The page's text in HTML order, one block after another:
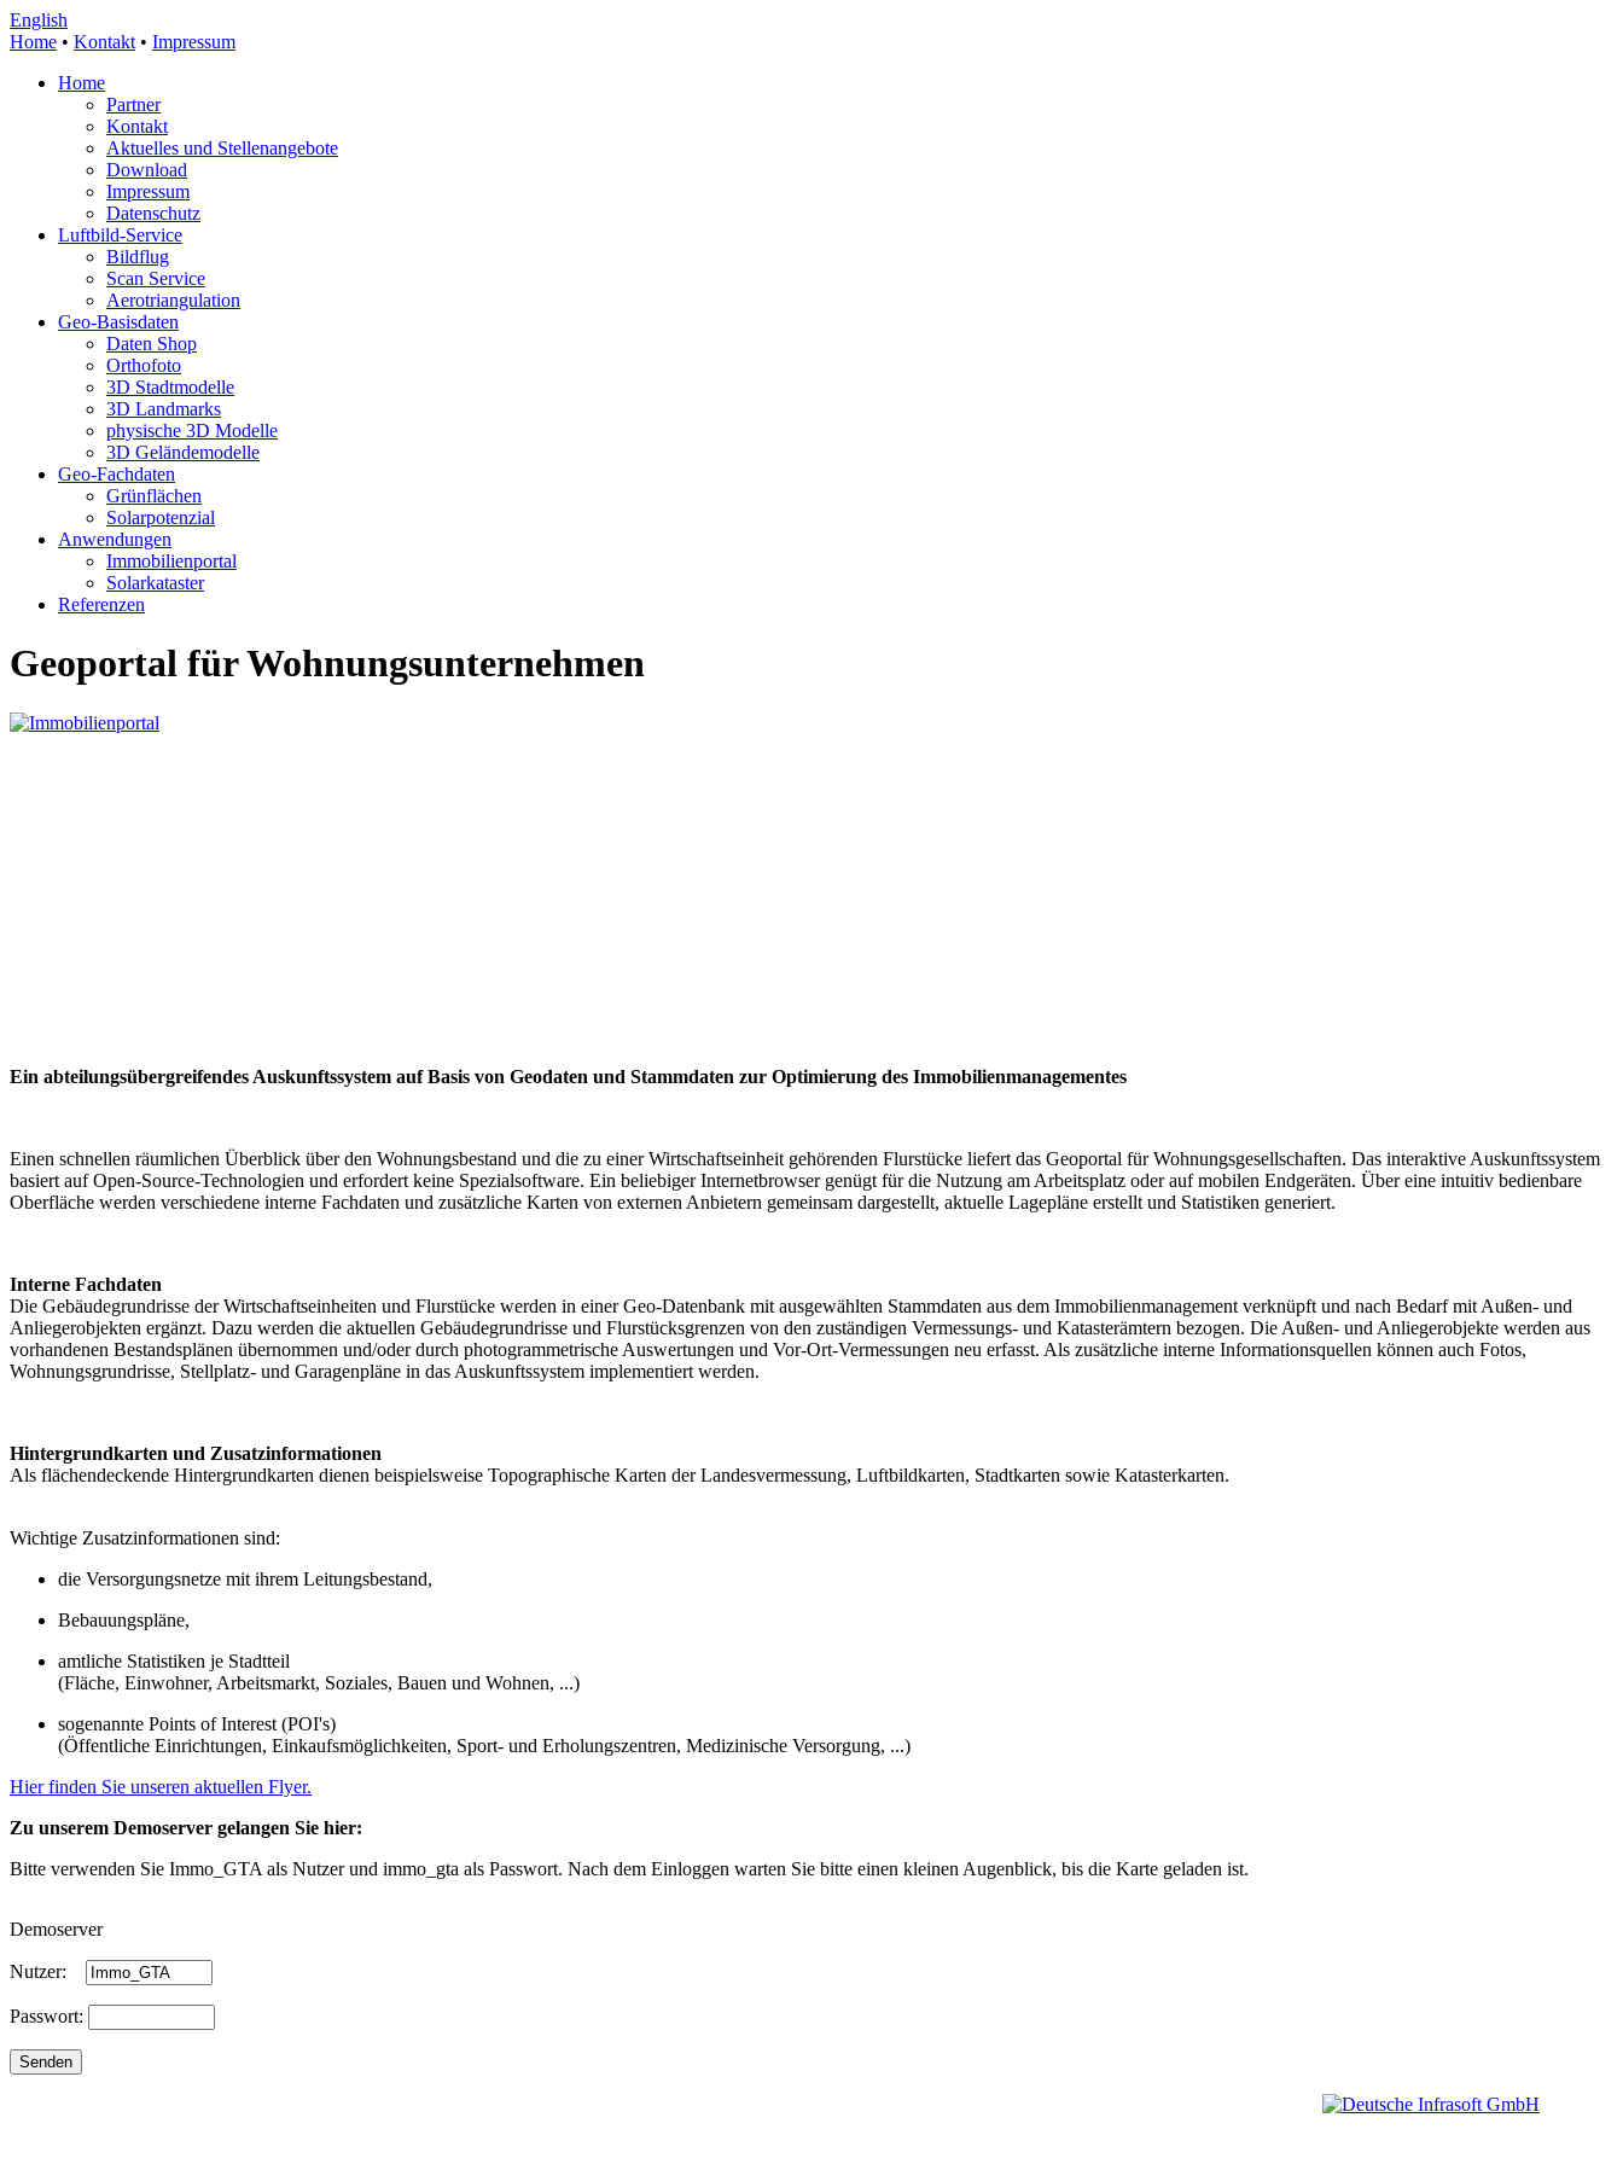
English
Home • Kontakt • Impressum
Home
Partner
Kontakt
Aktuelles und Stellenangebote
Download
Impressum
Datenschutz
Luftbild-Service
Bildflug
Scan Service
Aerotriangulation
Geo-Basisdaten
Daten Shop
Orthofoto
3D Stadtmodelle
3D Landmarks
physische 3D Modelle
3D Geländemodelle
Geo-Fachdaten
Grünflächen
Solarpotenzial
Anwendungen
Immobilienportal
Solarkataster
Referenzen
Geoportal für Wohnungsunternehmen
Ein abteilungsübergreifendes Auskunftssystem auf Basis von Geodaten und Stammdaten zur Optimierung des Immobilienmanagementes
Einen schnellen räumlichen Überblick über den Wohnungsbestand und die zu einer Wirtschaftseinheit gehörenden Flurstücke liefert das Geoportal für Wohnungsgesellschaften. Das interaktive Auskunftssystem
basiert auf Open-Source-Technologien und erfordert keine Spezialsoftware. Ein beliebiger Internetbrowser genügt für die Nutzung am Arbeitsplatz oder auf mobilen Endgeräten. Über eine intuitiv bedienbare
Oberfläche werden verschiedene interne Fachdaten und zusätzliche Karten von externen Anbietern gemeinsam dargestellt, aktuelle Lagepläne erstellt und Statistiken generiert.
Interne Fachdaten
Die Gebäudegrundrisse der Wirtschaftseinheiten und Flurstücke werden in einer Geo-Datenbank mit ausgewählten Stammdaten aus dem Immobilienmanagement verknüpft und nach Bedarf mit Außen- und
Anliegerobjekten ergänzt. Dazu werden die aktuellen Gebäudegrundrisse und Flurstücksgrenzen von den zuständigen Vermessungs- und Katasterämtern bezogen. Die Außen- und Anliegerobjekte werden aus
vorhandenen Bestandsplänen übernommen und/oder durch photogrammetrische Auswertungen und Vor-Ort-Vermessungen neu erfasst. Als zusätzliche interne Informationsquellen können auch Fotos,
Wohnungsgrundrisse, Stellplatz- und Garagenpläne in das Auskunftssystem implementiert werden.
Hintergrundkarten und Zusatzinformationen
Als flächendeckende Hintergrundkarten dienen beispielsweise Topographische Karten der Landesvermessung, Luftbildkarten, Stadtkarten sowie Katasterkarten.
Wichtige Zusatzinformationen sind:
die Versorgungsnetze mit ihrem Leitungsbestand,
Bebauungspläne,
amtliche Statistiken je Stadtteil
(Fläche, Einwohner, Arbeitsmarkt, Soziales, Bauen und Wohnen, ...)
sogenannte Points of Interest (POI's)
(Öffentliche Einrichtungen, Einkaufsmöglichkeiten, Sport- und Erholungszentren, Medizinische Versorgung, ...)
Hier finden Sie unseren aktuellen Flyer.
Zu unserem Demoserver gelangen Sie hier:
Bitte verwenden Sie Immo_GTA als Nutzer und immo_gta als Passwort. Nach dem Einloggen warten Sie bitte einen kleinen Augenblick, bis die Karte geladen ist.
Demoserver
Nutzer:
Passwort: